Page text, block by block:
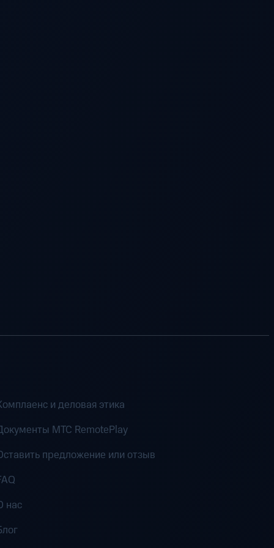
и деловая этика
MTC RemotePlay
предложение или отзыв
нас